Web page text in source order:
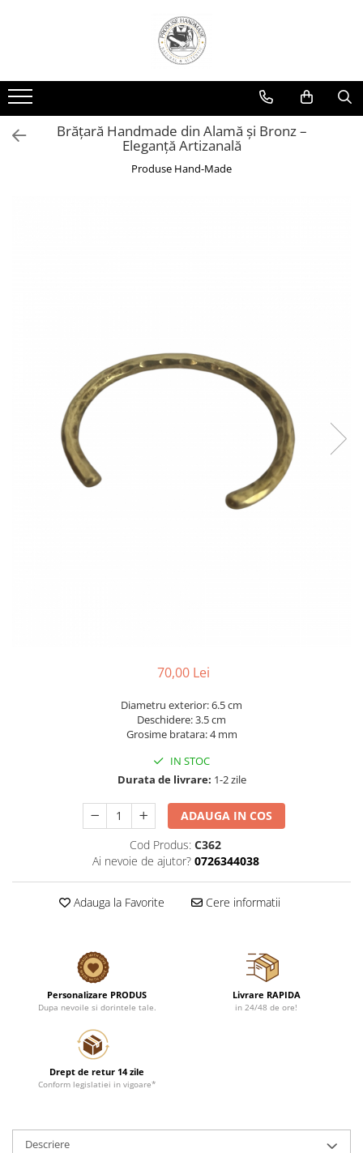
Brățară Handmade din Alamă și Bronz –
Eleganță Artizanală
Produse Hand-Made
70,00 Lei
Diametru exterior: 6.5 cm
Deschidere: 3.5 cm
Grosime bratara: 4 mm
IN STOC
Durata de livrare: 1-2 zile
ADAUGA IN COS
Cod Produs: C362
Ai nevoie de ajutor? 0726344038
Adauga la Favorite Cere informatii
Personalizare PRODUS
Dupa nevoile si dorintele tale.
Livrare RAPIDA
in 24/48 de ore!
Drept de retur 14 zile
Conform legislatiei in vigoare*
Descriere